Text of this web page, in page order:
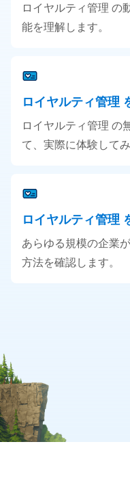
ロイヤルティ管理 の
能を理解します。
ロイヤルティ管理
ロイヤルティ管理 の
て、実際に体験してみ
ロイヤルティ管理
あらゆる規模の企業
方法を確認します。